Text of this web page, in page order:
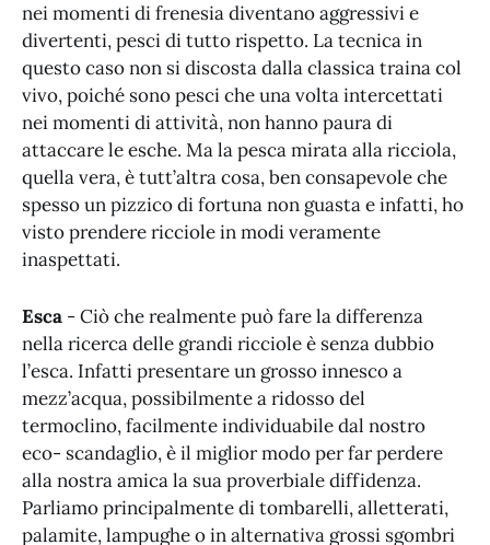
nei momenti di frenesia diventano aggressivi e
divertenti, pesci di tutto rispetto. La tecnica in
questo caso non si discosta dalla classica traina col
vivo, poiché sono pesci che una volta intercettati
nei momenti di attività, non hanno paura di
attaccare le esche. Ma la pesca mirata alla ricciola,
quella vera, è tutt’altra cosa, ben consapevole che
spesso un pizzico di fortuna non guasta e infatti, ho
visto prendere ricciole in modi veramente
inaspettati.
Esca - Ciò che realmente può fare la differenza
nella ricerca delle grandi ricciole è senza dubbio
l’esca. Infatti presentare un grosso innesco a
mezz’acqua, possibilmente a ridosso del
termoclino, facilmente individuabile dal nostro
eco- scandaglio, è il miglior modo per far perdere
alla nostra amica la sua proverbiale diffidenza.
Parliamo principalmente di tombarelli, alletterati,
palamite, lampughe o in alternativa grossi sgombri